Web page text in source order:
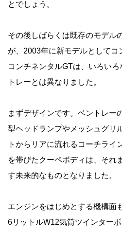
とでしょう。
その後しばらくは既存のモデル
が、2003年に新モデルとしてコ
コンチネンタルGTは、いろい
トレーとは異なりました。
まずデザインです。ベントレー
型ヘッドランプやメッシュグリ
トからリアに流れるコーチライ
を帯びたクーペボディは、それ
す未来的なものとなりました。
エンジンをはじめとする機構面
6リットルW12気筒ツインター